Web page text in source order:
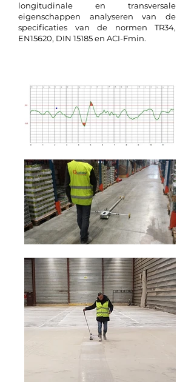
longitudinale en transversale
eigenschappen analyseren van de
specificaties van de normen TR34,
EN15620, DIN 15185 en ACI-Fmin.